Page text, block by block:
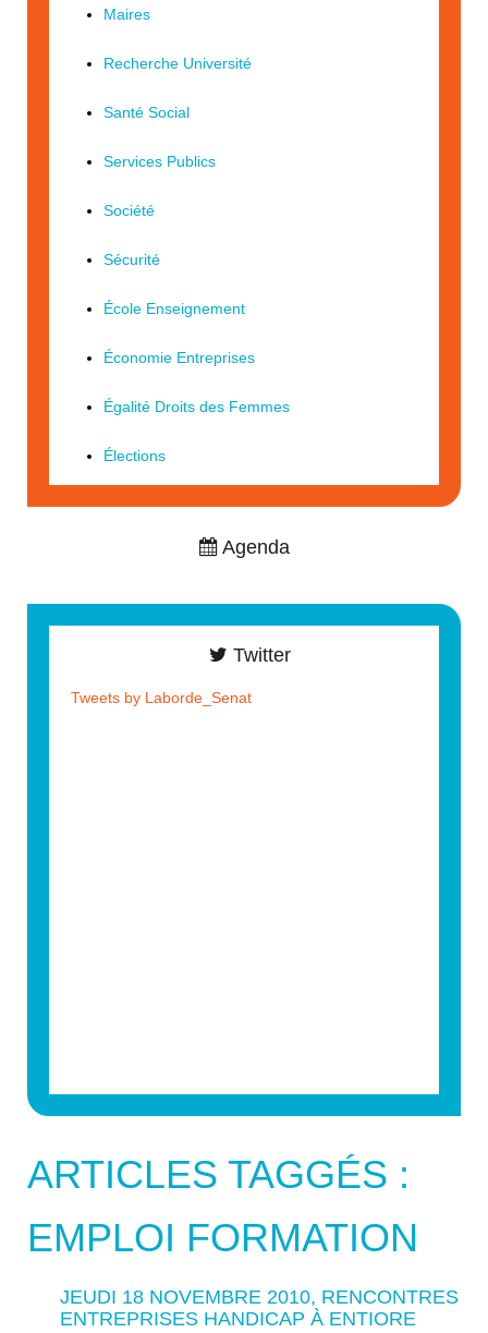
ARTICLES TAGGÉS :
EMPLOI FORMATION
JEUDI 18 NOVEMBRE 2010, RENCONTRES
ENTREPRISES HANDICAP À ENTIORE
Maires
Recherche Université
Santé Social
Services Publics
Société
Sécurité
École Enseignement
Économie Entreprises
Égalité Droits des Femmes
Élections
Agenda
Twitter
Tweets by Laborde_Senat